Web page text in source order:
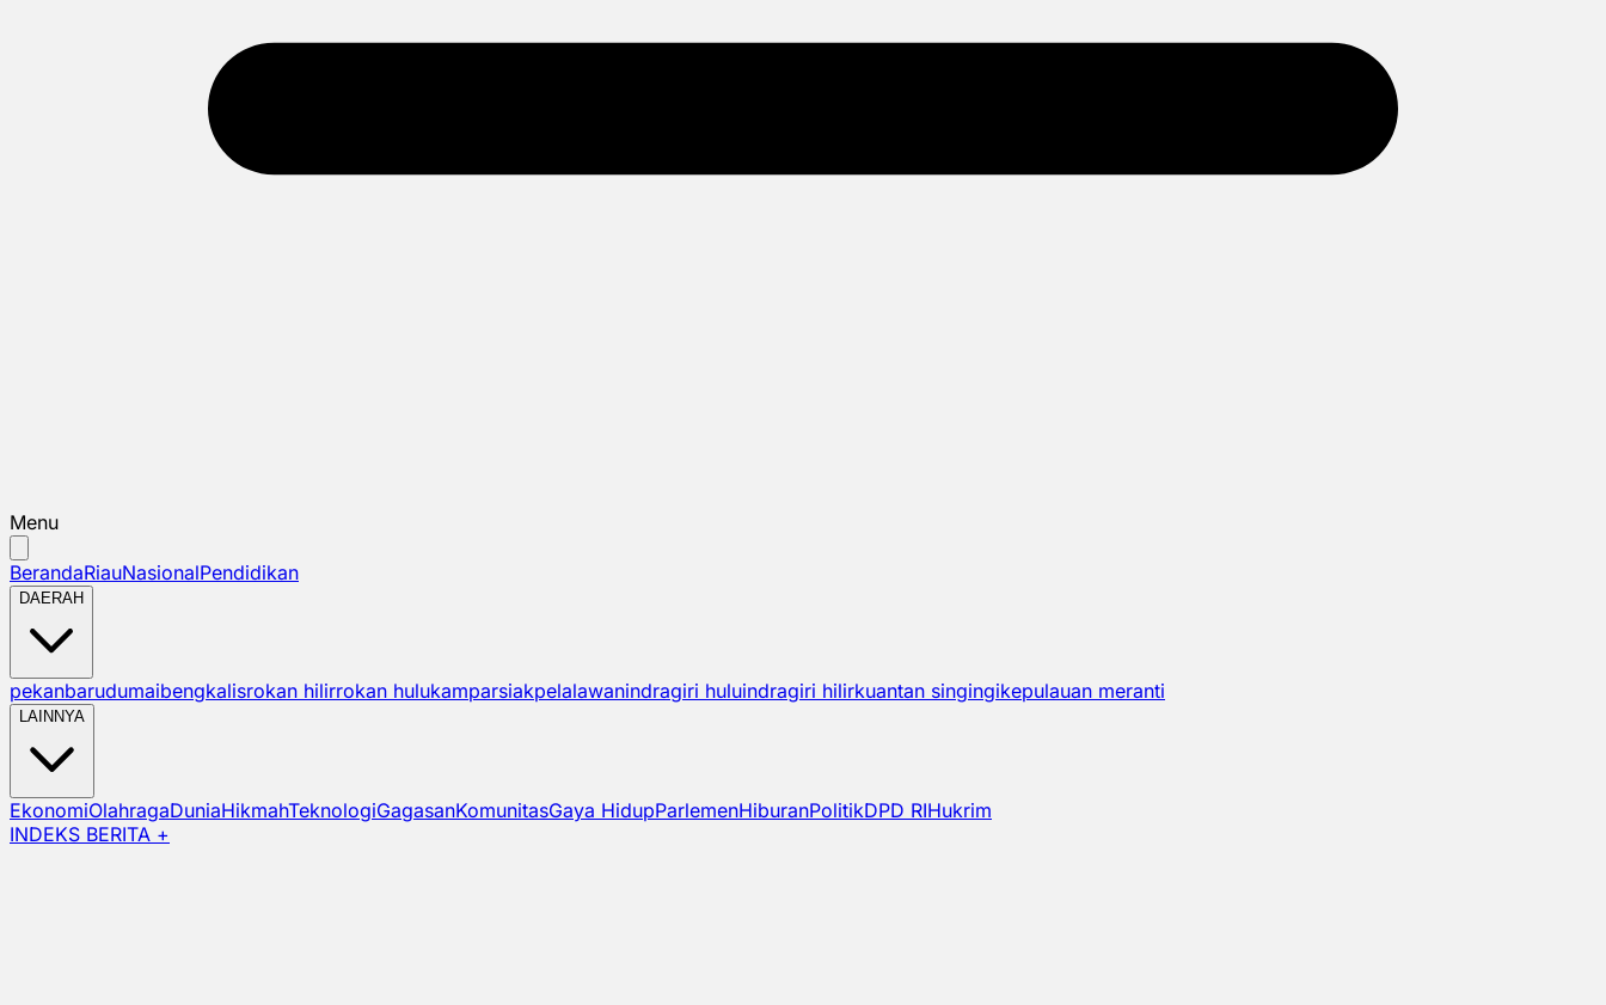
Menu
BerandaRiauNasionalPendidikan
DAERAH
pekanbarudumaibengkalisrokan hilirrokan hulukamparsiakpelalawanindragiri huluindragiri hilirkuantan singingikepulauan meranti
LAINNYA
EkonomiOlahragaDuniaHikmahTeknologiGagasanKomunitasGaya HidupParlemenHiburanPolitikDPD RIHukrim
INDEKS BERITA +